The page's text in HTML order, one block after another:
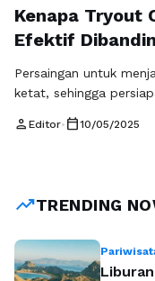
Kenapa Tryout
Efektif
Persaingan untuk
ketat, sehingga
untuk mempersiapkan
person Editor• calendar_today10/05/2025
trending_upTRENDING